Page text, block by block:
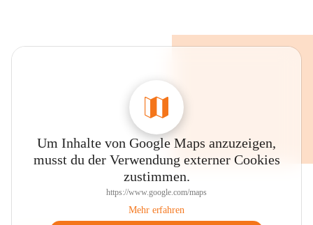
Um Inhalte von Google Maps anzuzeigen,
musst du der Verwendung externer Cookies
zustimmen.
https://www.google.com/maps
Mehr erfahren